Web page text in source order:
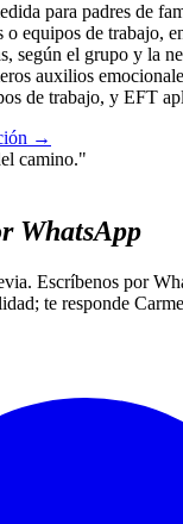
para padres de
o equipos de trabajo,
según el grupo y la
auxilios
de trabajo, y EFT
→
camino."
WhatsApp
Escríbenos por
te responde